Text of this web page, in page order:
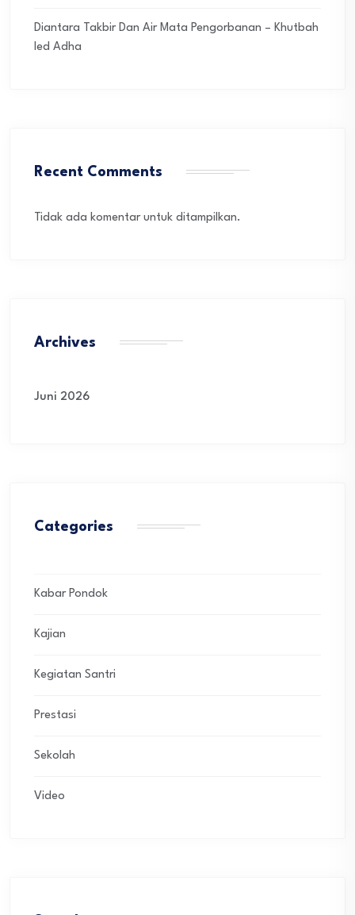
Diantara Takbir Dan Air Mata Pengorbanan – Khutbah
Ied Adha
Recent Comments
Tidak ada komentar untuk ditampilkan.
Archives
Juni 2026
Categories
Kabar Pondok
Kajian
Kegiatan Santri
Prestasi
Sekolah
Video